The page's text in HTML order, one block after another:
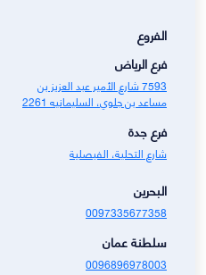
الفروع
فرع الرياض
7593 شارع الأمير عبد العزيز بن
مساعد بن جلوي، السليمانيه 2261
فرع جدة
شارع التحلية، الفيصلية
البحرين
0097335677358
سلطنة عمان
0096896978003